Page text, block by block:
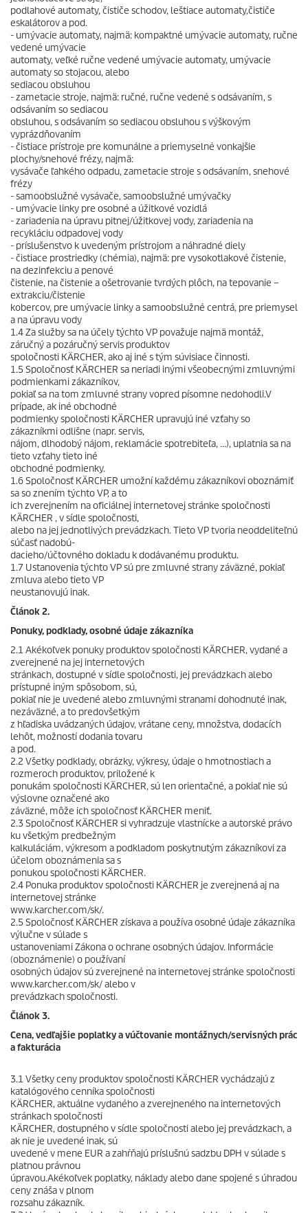
podlahové automaty, čističe schodov, leštiace automaty,čističe
eskalátorov a pod.
- umývacie automaty, najmä: kompaktné umývacie automaty, ručne
vedené umývacie
automaty, veľké ručne vedené umývacie automaty, umývacie
automaty so stojacou, alebo
sediacou obsluhou
- zametacie stroje, najmä: ručné, ručne vedené s odsávaním, s
odsávaním so sediacou
obsluhou, s odsávaním so sediacou obsluhou s výškovým
vyprázdňovaním
- čistiace prístroje pre komunálne a priemyselné vonkajšie
plochy/snehové frézy, najmä:
vysávače ľahkého odpadu, zametacie stroje s odsávaním, snehové
frézy
- samoobslužné vysávače, samoobslužné umývačky
- umývacie linky pre osobné a úžitkové vozidlá
- zariadenia na úpravu pitnej/úžitkovej vody, zariadenia na
recykláciu odpadovej vody
- príslušenstvo k uvedeným prístrojom a náhradné diely
- čistiace prostriedky (chémia), najmä: pre vysokotlakové čistenie,
na dezinfekciu a penové
čistenie, na čistenie a ošetrovanie tvrdých plôch, na tepovanie –
extrakciu/čistenie
kobercov, pre umývacie linky a samoobslužné centrá, pre priemysel
a na úpravu vody
1.4 Za služby sa na účely týchto VP považuje najmä montáž,
záručný a pozáručný servis produktov
spoločnosti KÄRCHER, ako aj iné s tým súvisiace činnosti.
1.5 Spoločnosť KÄRCHER sa neriadi inými všeobecnými zmluvnými
podmienkami zákazníkov,
pokiaľ sa na tom zmluvné strany vopred písomne nedohodli.V
prípade, ak iné obchodné
podmienky spoločnosti KÄRCHER upravujú iné vzťahy so
zákazníkmi odlišne (napr. servis,
nájom, dlhodobý nájom, reklamácie spotrebiteľa, …), uplatnia sa na
tieto vzťahy tieto iné
obchodné podmienky.
1.6 Spoločnosť KÄRCHER umožní každému zákazníkovi oboznámiť
sa so znením týchto VP, a to
ich zverejnením na oficiálnej internetovej stránke spoločnosti
KÄRCHER , v sídle spoločnosti,
alebo na jej jednotlivých prevádzkach. Tieto VP tvoria neoddeliteľnú
súčasť nadobú-
dacieho/účtovného dokladu k dodávanému produktu.
1.7 Ustanovenia týchto VP sú pre zmluvné strany záväzné, pokiaľ
zmluva alebo tieto VP
neustanovujú inak.
Článok 2.
Ponuky, podklady, osobné údaje zákazníka
2.1 Akékoľvek ponuky produktov spoločnosti KÄRCHER, vydané a
zverejnené na jej internetových
stránkach, dostupné v sídle spoločnosti, jej prevádzkach alebo
prístupné iným spôsobom, sú,
pokiaľ nie je uvedené alebo zmluvnými stranami dohodnuté inak,
nezáväzné, a to predovšetkým
z hľadiska uvádzaných údajov, vrátane ceny, množstva, dodacích
lehôt, možností dodania tovaru
a pod.
2.2 Všetky podklady, obrázky, výkresy, údaje o hmotnostiach a
rozmeroch produktov, priložené k
ponukám spoločnosti KÄRCHER, sú len orientačné, a pokiaľ nie sú
výslovne označené ako
záväzné, môže ich spoločnosť KÄRCHER meniť.
2.3 Spoločnosť KÄRCHER si vyhradzuje vlastnícke a autorské právo
ku všetkým predbežným
kalkuláciám, výkresom a podkladom poskytnutým zákazníkovi za
účelom oboznámenia sa s
ponukou spoločnosti KÄRCHER.
2.4 Ponuka produktov spoločnosti KÄRCHER je zverejnená aj na
internetovej stránke
www.karcher.com/sk/.
2.5 Spoločnosť KÄRCHER získava a používa osobné údaje zákazníka
výlučne v súlade s
ustanoveniami Zákona o ochrane osobných údajov. Informácie
(oboznámenie) o používaní
osobných údajov sú zverejnené na internetovej stránke spoločnosti
www.karcher.com/sk/ alebo v
prevádzkach spoločnosti.
Článok 3.
Cena, vedľajšie poplatky a vúčtovanie montážnych/servisných prác
a fakturácia
3.1 Všetky ceny produktov spoločnosti KÄRCHER vychádzajú z
katalógového cenníka spoločnosti
KÄRCHER, aktuálne vydaného a zverejneného na internetových
stránkach spoločnosti
KÄRCHER, dostupného v sídle spoločnosti alebo jej prevádzkach, a
ak nie je uvedené inak, sú
uvedené v mene EUR a zahŕňajú príslušnú sadzbu DPH v súlade s
platnou právnou
úpravou.Akékoľvek poplatky, náklady alebo dane spojené s úhradou
ceny znáša v plnom
rozsahu zákazník.